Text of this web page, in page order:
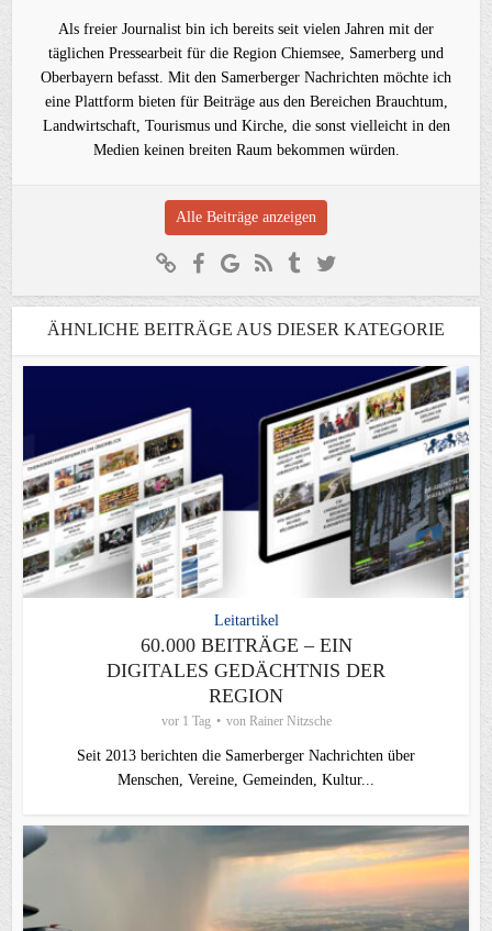
Als freier Journalist bin ich bereits seit vielen Jahren mit der
täglichen Pressearbeit für die Region Chiemsee, Samerberg und
Oberbayern befasst. Mit den Samerberger Nachrichten möchte ich
eine Plattform bieten für Beiträge aus den Bereichen Brauchtum,
Landwirtschaft, Tourismus und Kirche, die sonst vielleicht in den
Medien keinen breiten Raum bekommen würden.
Alle Beiträge anzeigen
ÄHNLICHE BEITRÄGE AUS DIESER KATEGORIE
Leitartikel
60.000 BEITRÄGE – EIN
DIGITALES GEDÄCHTNIS DER
REGION
vor 1 Tag von Rainer Nitzsche
Seit 2013 berichten die Samerberger Nachrichten über
Menschen, Vereine, Gemeinden, Kultur...